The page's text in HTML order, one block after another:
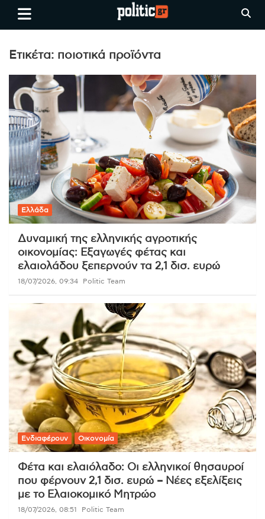
Skip
Ειδήσεις απο τη
Θεσσαλονίκη, την Ελλάδα και
όλο τον Κόσμο
politic.gr
Ετικέτα: ποιοτικά προϊόντα
Ελλάδα
Δυναμική της ελληνικής αγροτικής
οικονομίας: Εξαγωγές φέτας και
ελαιολάδου ξεπερνούν τα 2,1 δισ. ευρώ
18/07/2026, 09:34 Politic Team
Ενδιαφέρουν Οικονομία
Φέτα και ελαιόλαδο: Οι ελληνικοί θησαυροί
που φέρνουν 2,1 δισ. ευρώ – Νέες εξελίξεις
με το Ελαιοκομικό Μητρώο
18/07/2026, 08:51 Politic Team